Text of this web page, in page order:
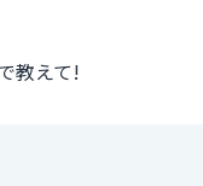
教えて!